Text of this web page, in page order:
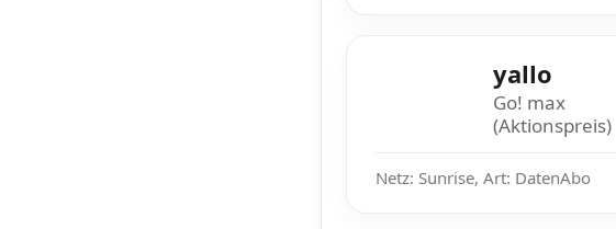
yallo
Go! max
(Aktionspreis)
Netz: Sunrise, Art: DatenAbo